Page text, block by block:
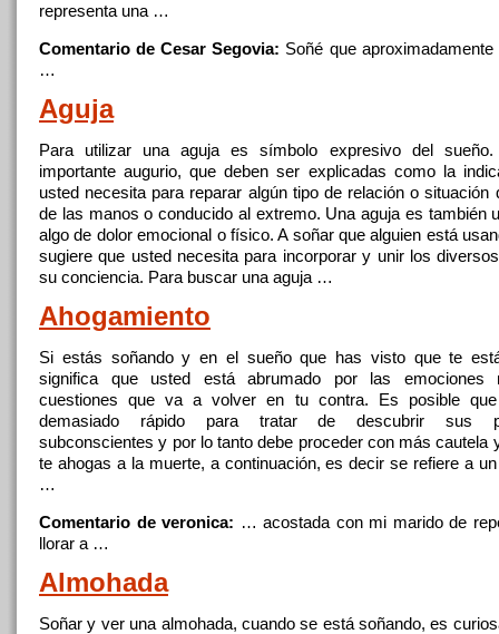
representa una …
Comentario de Cesar Segovia: Soñé queaproximadamente
…
Aguja
Para utilizar una aguja es símbolo expresivo del
importante augurio,que deben ser explicadas como la
usted necesita para reparar algún tipo de relación o situación
de las manos o conducido al extremo. Una aguja es también
algo de dolor emocional o físico.A soñar que alguien está
sugiereque usted necesita para incorporar y unir los
su conciencia. Para buscar una aguja …
Ahogamiento
Si estás soñando y en elsueñoque has visto quete
significa queusted está abrumado por las emociones
cuestionesque vaa volver en tu contra. Es posible que
demasiado rápido para tratar de descubrir sus
subconscientes y por lo tanto debe proceder con más cautela
te ahogas ala muerte, acontinuación, es decirse refierea
…
Comentario de veronica: … acostada con mi marido de
llorar a …
Almohada
Soñar y ver una almohada, cuandose está soñando, es